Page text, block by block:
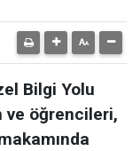
Bilgi Yolu
ve öğrencileri,